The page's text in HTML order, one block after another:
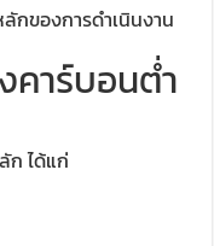
กของการดำเนินงาน
คาร์บอนต่ำ
ก ได้แก่